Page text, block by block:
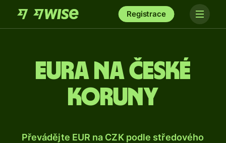
Registrace
Eura na české
koruny
Převádějte EUR na CZK podle středového